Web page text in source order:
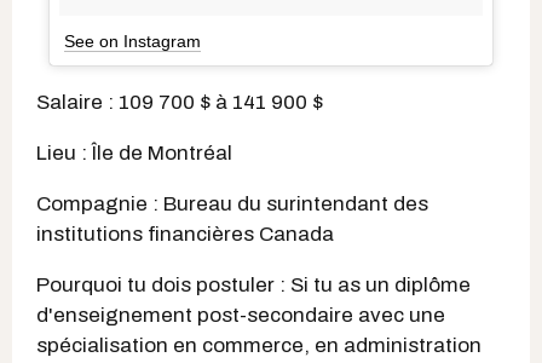
See on Instagram
Salaire : 109 700 $ à 141 900 $
Lieu : Île de Montréal
Compagnie : Bureau du surintendant des
institutions financières Canada
Pourquoi tu dois postuler : Si tu as un diplôme
d'enseignement post-secondaire avec une
spécialisation en commerce, en administration